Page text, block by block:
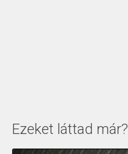
Ezeket láttad már?